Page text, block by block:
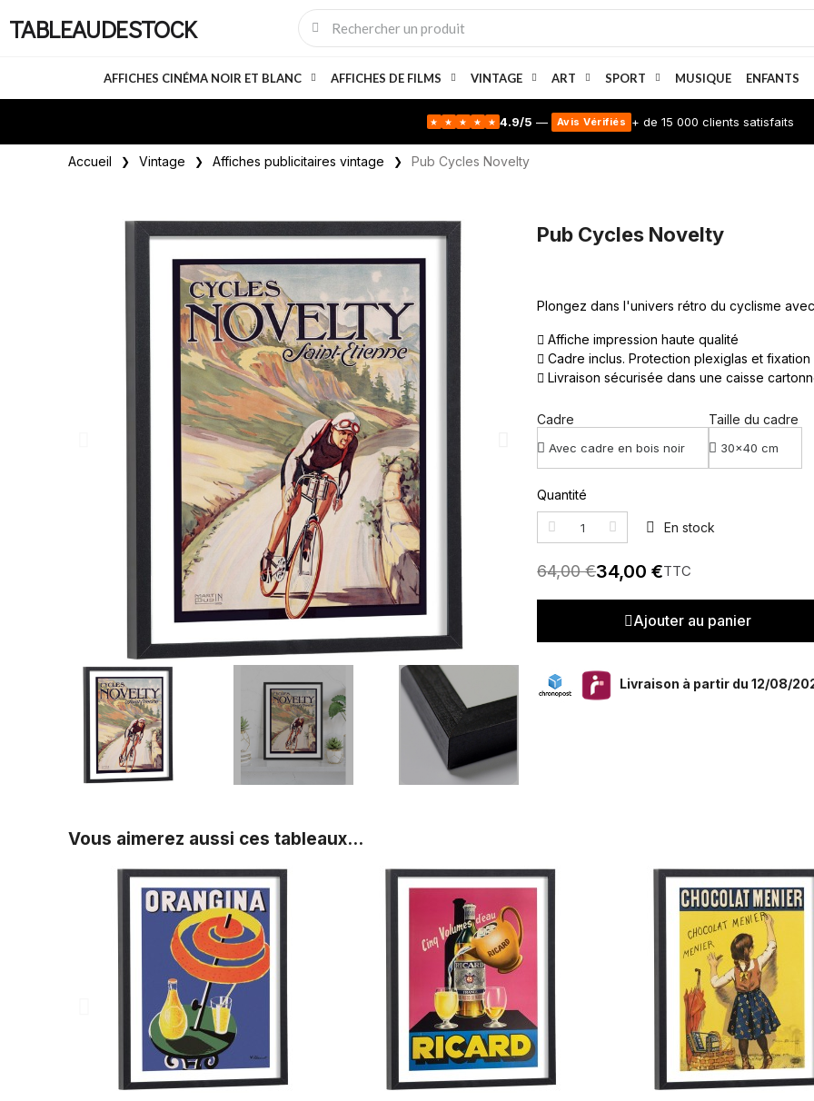
TABLEAUDESTOCK
AFFICHES CINÉMA NOIR ET BLANC AFFICHES DE FILMS VINTAGE ART SPORT MUSIQUE ENFANTS
★ ★ ★ ★ ★ 4.9/5 — Avis Vérifiés + de 15 000 clients satisfaits
Accueil Vintage Affiches publicitaires vintage Pub Cycles Novelty
Pub Cycles Novelty
Plongez dans l'univers rétro du cyclisme
Affiche impression haute qualité
Cadre inclus. Protection plexiglas et
Livraison sécurisée dans une caisse
Cadre Taille du cadre
Quantité
En stock
64,00 €34,00 €TTC
Ajouter au panier
Livraison à partir du 12/08/
Vous aimerez aussi ces tableaux...